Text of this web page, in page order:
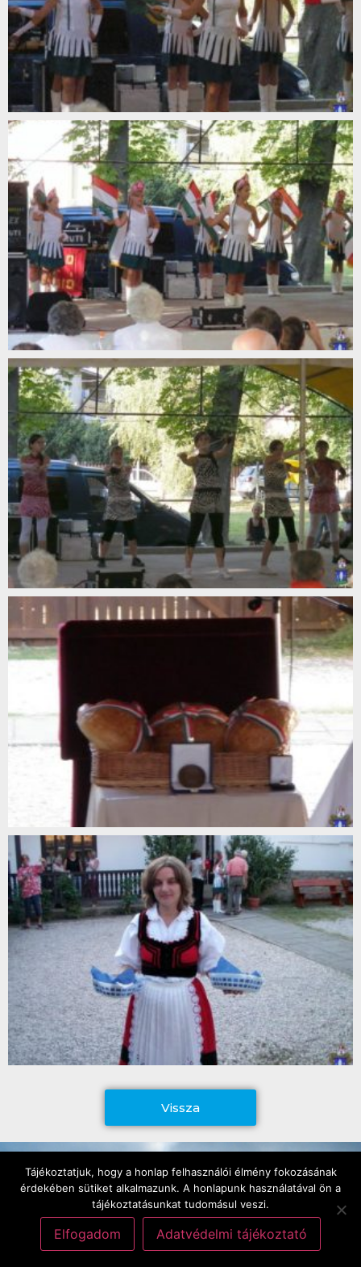
Vissza
Tokodról
Komárom-Esztergom megyében, a Gerecse hegység
keleti nyúlványai alatt fekvő település, Táttól délre és
Dorogtól nyugatra. Közeli nagyobb települések még
Tájékoztatjuk, hogy a honlap felhasználói élmény fokozásának
érdekében sütiket alkalmazunk. A honlapunk használatával ön a
tájékoztatásunkat tudomásul veszi.
Elfogadom Adatvédelmi tájékoztató